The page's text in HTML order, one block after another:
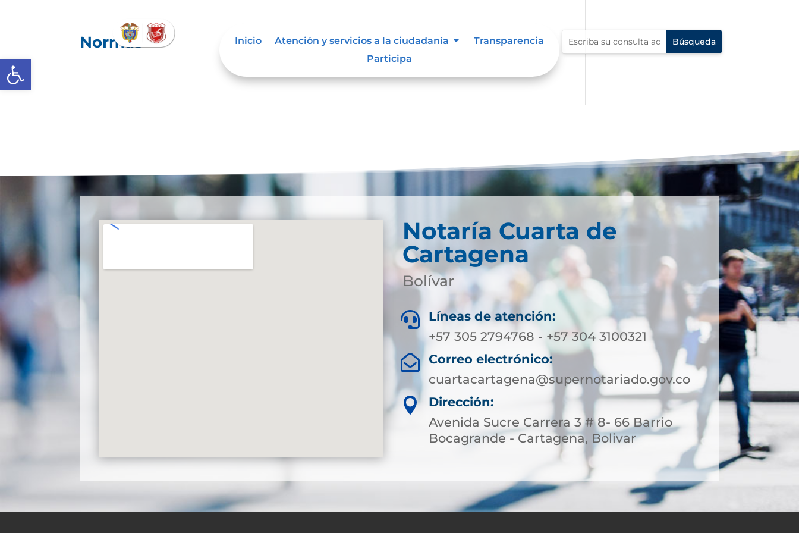
Abrir barra de herramientas
Inicio Atención y servicios a la ciudadanía
Transparencia
Participa
Normas
Notaría Cuarta de
Cartagena
Bolívar

Líneas de atención:
+57 305 2794768 - +57 304 3100321

Correo electrónico:
cuartacartagena@supernotariado.gov.co

Dirección:
Avenida Sucre Carrera 3 # 8- 66 Barrio
Bocagrande - Cartagena, Bolivar